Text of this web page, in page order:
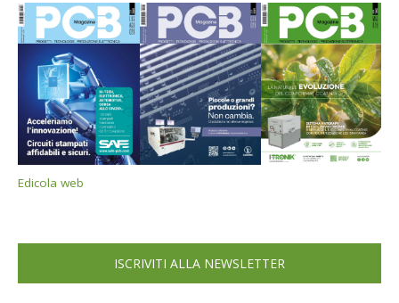
Edicola web
ISCRIVITI ALLA NEWSLETTER